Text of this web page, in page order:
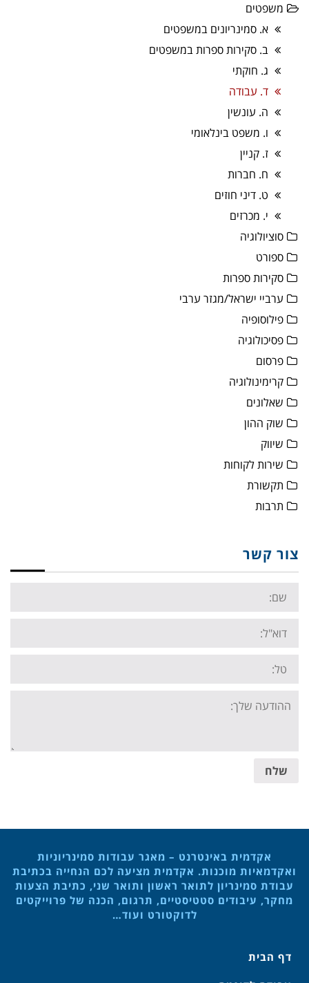
משפטים
א. סמינריונים במשפטים
ב. סקירות ספרות במשפטים
ג. חוקתי
ד. עבודה
ה. עונשין
ו. משפט בינלאומי
ז. קניין
ח. חברות
ט. דיני חוזים
י. מכרזים
סוציולוגיה
ספורט
סקירות ספרות
ערביי ישראל/מגזר ערבי
פילוסופיה
פסיכולוגיה
פרסום
קרימינולוגיה
שאלונים
שוק ההון
שיווק
שירות לקוחות
תקשורת
תרבות
צור קשר
Name:
Email:
Tel:
Your
message:
שלח
אקדמית באינטרנט – מאגר עבודות סמינריוניות
ואקדמאיות מוכנות. אקדמית מציעה לכם הנחייה בכתיבת
עבודת סמינריון לתואר ראשון ותואר שני, כתיבת הצעות
מחקר, עיבודים סטטיסטיים, תרגום, הכנה של פרוייקטים
לדוקטורט ועוד…
דף הבית